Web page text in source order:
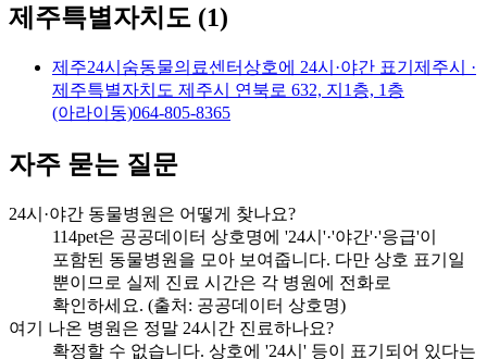
제주특별자치도 (1)
제주24시숨동물의료센터상호에 24시·야간 표기 제주시
·
제주특별자치도 제주시 연북로 632, 지1층, 1층
(아라이동)064-805-8365
자주 묻는 질문
24시·야간 동물병원은 어떻게 찾나요?
114pet은 공공데이터 상호명에 '24시'·'야간'·'응급'이
포함된 동물병원을 모아 보여줍니다. 다만 상호 표기일
뿐이므로 실제 진료 시간은 각 병원에 전화로
확인하세요. (출처: 공공데이터 상호명)
여기 나온 병원은 정말 24시간 진료하나요?
확정할 수 없습니다. 상호에 '24시' 등이 표기되어 있다는